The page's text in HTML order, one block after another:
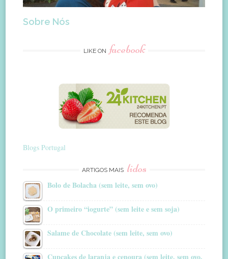
Sobre Nós
LIKE ON facebook
Blogs Portugal
ARTIGOS MAIS lidos
Bolo de Bolacha (sem leite, sem ovo)
O primeiro “iogurte” (sem leite e sem soja)
Salame de Chocolate (sem leite, sem ovo)
Cupcakes de laranja e cenoura (sem leite, sem ovo,